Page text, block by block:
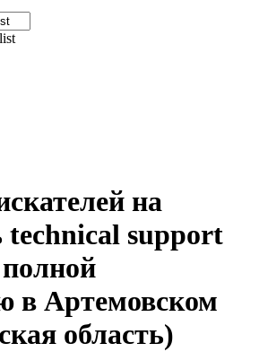
на
technical support
в Артемовском
область)